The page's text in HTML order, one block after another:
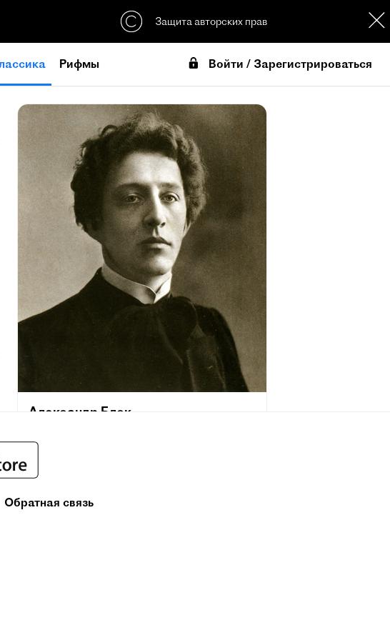
Защита авторских прав
Рифмы Войти / Зарегистрироваться
Александр Блок
публицист, драматург, переводчик,
литературы XX столетия, один из крупнейших
Обратная связь